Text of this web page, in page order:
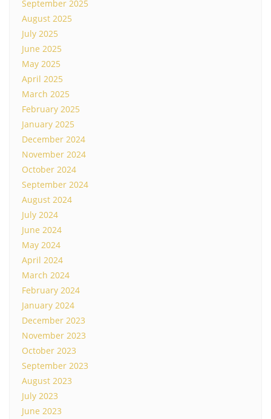
September 2025
August 2025
July 2025
June 2025
May 2025
April 2025
March 2025
February 2025
January 2025
December 2024
November 2024
October 2024
September 2024
August 2024
July 2024
June 2024
May 2024
April 2024
March 2024
February 2024
January 2024
December 2023
November 2023
October 2023
September 2023
August 2023
July 2023
June 2023